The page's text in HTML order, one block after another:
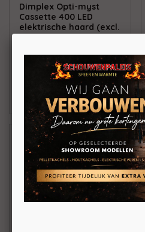
Dimplex Opti-myst
Cassette 400 LED
elektrische haard (excl.
houtset)
waterdamphaard